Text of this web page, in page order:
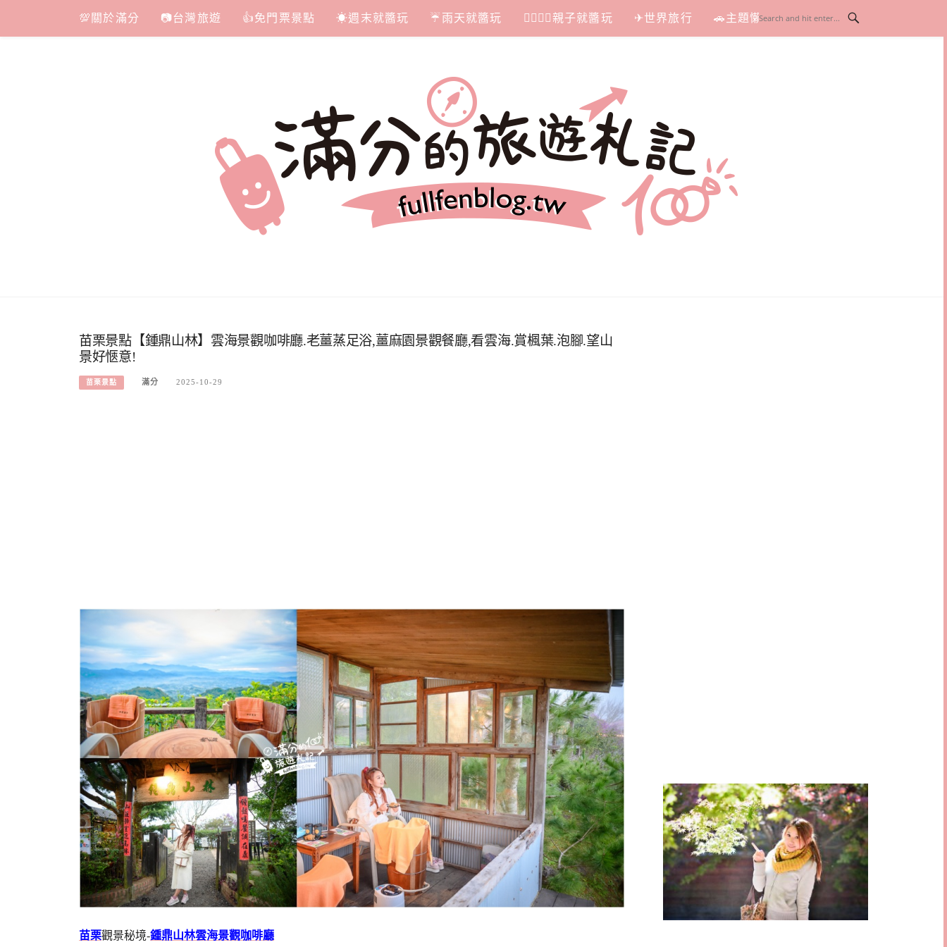
content
💯關於滿分 📷台灣旅遊 👍免門票景點 ☀週末就醬玩 ☔雨天就醬玩 👩‍❤‍💋‍👨親子就醬玩 ✈世界旅行 🚗主題懶人包
苗栗景點【鍾鼎山林】雲海景觀咖啡廳.老薑蒸足浴,薑麻園景觀餐廳,看雲海.賞楓葉.泡腳.望山
景好愜意!
苗栗景點 滿分 2025-10-29
苗栗觀景秘境-鍾鼎山林雲海景觀咖啡廳